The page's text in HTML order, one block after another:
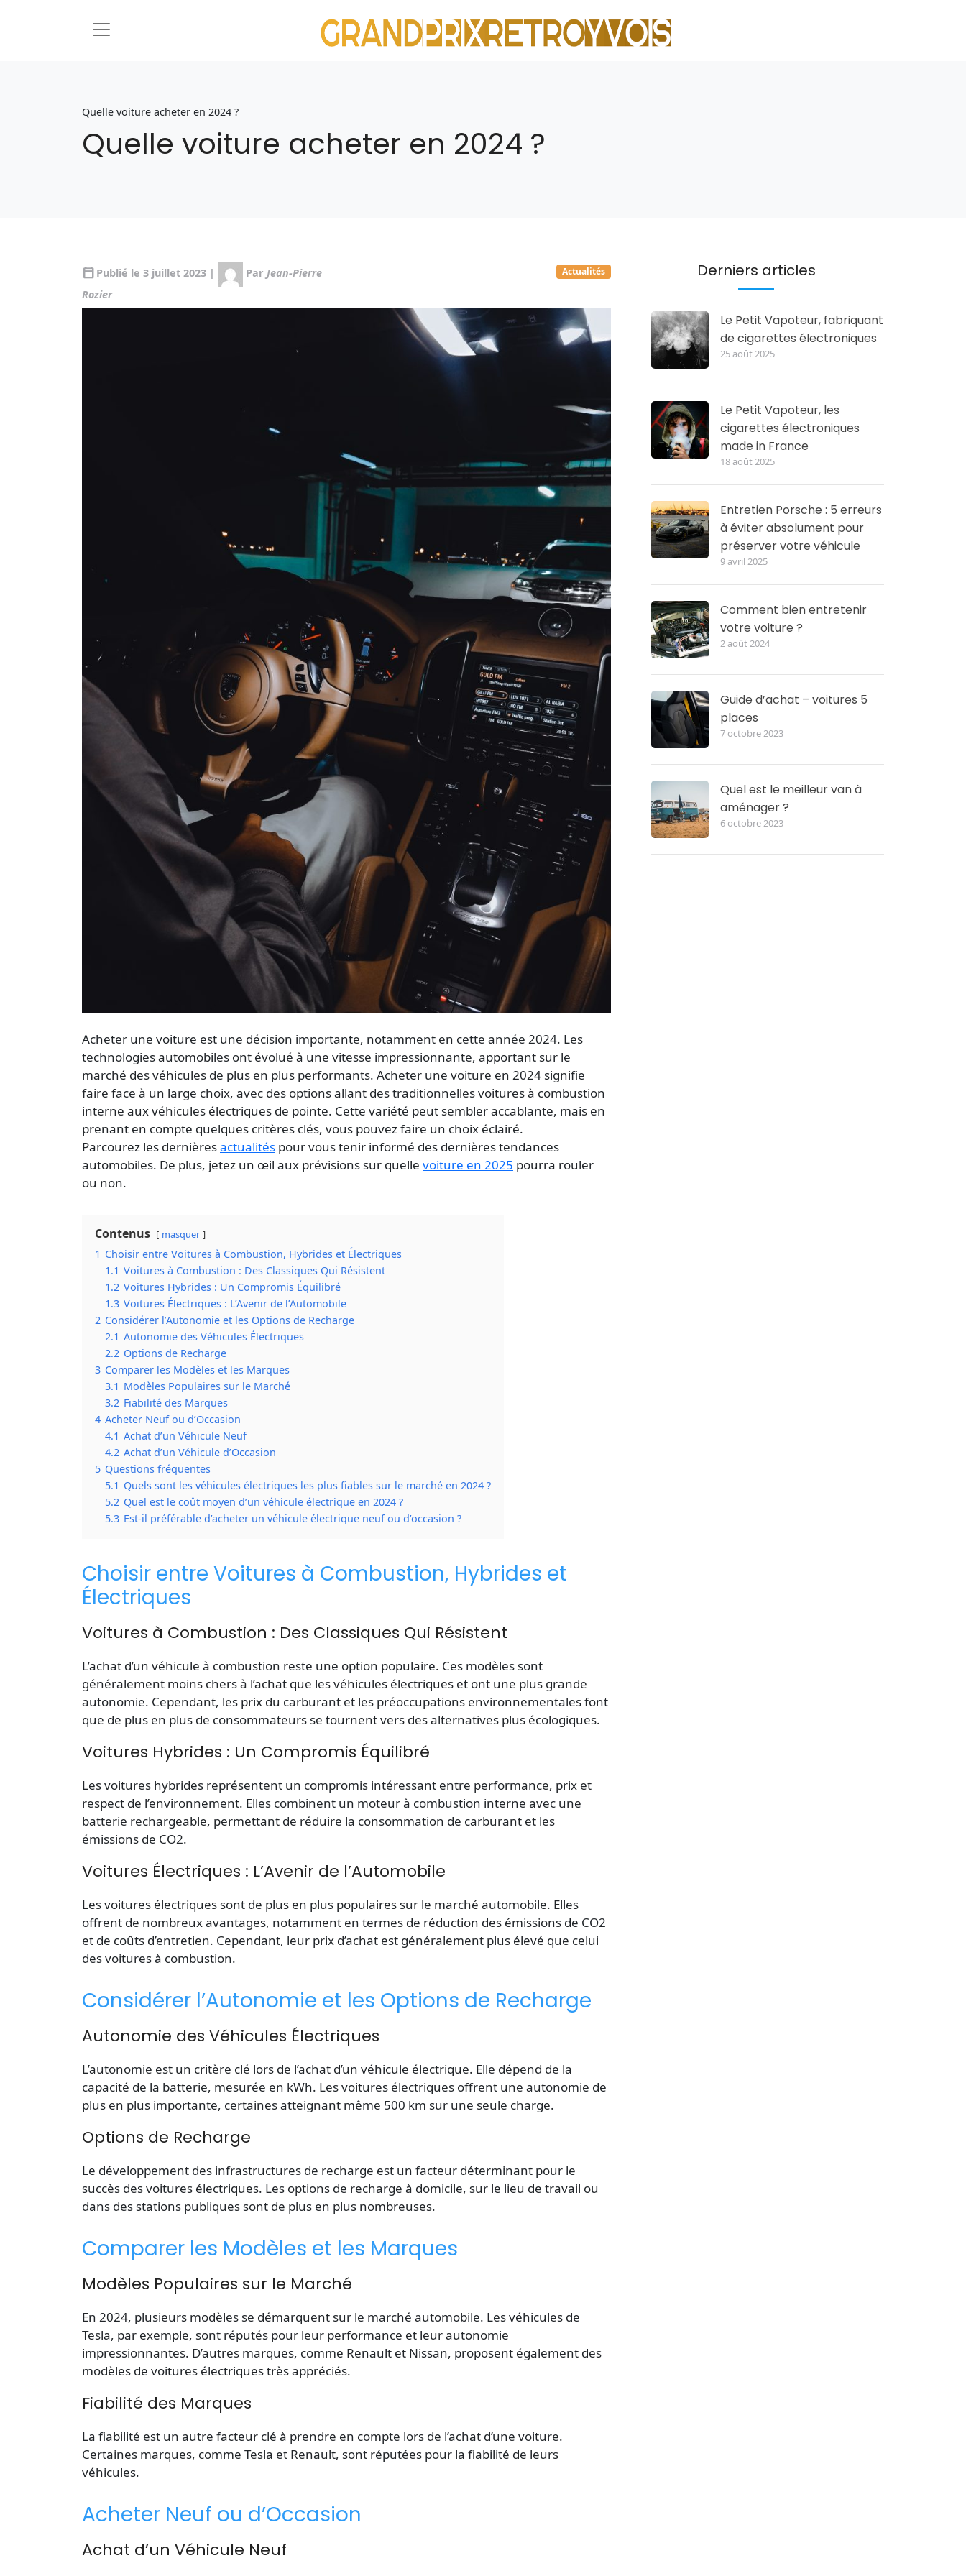
Quelle voiture acheter en 2024 ?
Quelle voiture acheter en 2024 ?
calendar_today Publié le 3 juillet 2023 | Par Jean-Pierre
Rozier
Actualités
Acheter une voiture est une décision importante, notamment en cette année 2024. Les
technologies automobiles ont évolué à une vitesse impressionnante, apportant sur le
marché des véhicules de plus en plus performants. Acheter une voiture en 2024 signifie
faire face à un large choix, avec des options allant des traditionnelles voitures à combustion
interne aux véhicules électriques de pointe. Cette variété peut sembler accablante, mais en
prenant en compte quelques critères clés, vous pouvez faire un choix éclairé.
Parcourez les dernièresactualités pour vous tenir informé des dernières tendances
automobiles. De plus, jetez un œil aux prévisions sur quelle voiture en 2025 pourra rouler
ou non.
Contenus masquer
1 Choisir entre Voitures à Combustion, Hybrides et Électriques
1.1 Voitures à Combustion : Des Classiques Qui Résistent
1.2 Voitures Hybrides : Un Compromis Équilibré
1.3 Voitures Électriques : L’Avenir de l’Automobile
2 Considérer l’Autonomie et les Options de Recharge
2.1 Autonomie des Véhicules Électriques
2.2 Options de Recharge
3 Comparer les Modèles et les Marques
3.1 Modèles Populaires sur le Marché
3.2 Fiabilité des Marques
4 Acheter Neuf ou d’Occasion
4.1 Achat d’un Véhicule Neuf
4.2 Achat d’un Véhicule d’Occasion
5 Questions fréquentes
5.1 Quels sont les véhicules électriques les plus fiables sur le marché en 2024 ?
5.2 Quel est le coût moyen d’un véhicule électrique en 2024 ?
5.3 Est-il préférable d’acheter un véhicule électrique neuf ou d’occasion ?
Choisir entre Voitures à Combustion, Hybrides et
Électriques
Voitures à Combustion : Des Classiques Qui Résistent
L’achat d’un véhicule à combustion reste une option populaire. Ces modèles sont
généralement moins chers à l’achat que les véhicules électriques et ont une plus grande
autonomie. Cependant, les prix du carburant et les préoccupations environnementales font
que de plus en plus de consommateurs se tournent vers des alternatives plus écologiques.
Voitures Hybrides : Un Compromis Équilibré
Les voitures hybrides représentent un compromis intéressant entre performance, prix et
respect de l’environnement. Elles combinent un moteur à combustion interne avec une
batterie rechargeable, permettant de réduire la consommation de carburant et les
émissions de CO2.
Voitures Électriques : L’Avenir de l’Automobile
Les voitures électriques sont de plus en plus populaires sur le marché automobile. Elles
offrent de nombreux avantages, notamment en termes de réduction des émissions de CO2
et de coûts d’entretien. Cependant, leur prix d’achat est généralement plus élevé que celui
des voitures à combustion.
Considérer l’Autonomie et les Options de Recharge
Autonomie des Véhicules Électriques
L’autonomie est un critère clé lors de l’achat d’un véhicule électrique. Elle dépend de la
capacité de la batterie, mesurée en kWh. Les voitures électriques offrent une autonomie de
plus en plus importante, certaines atteignant même 500 km sur une seule charge.
Options de Recharge
Le développement des infrastructures de recharge est un facteur déterminant pour le
succès des voitures électriques. Les options de recharge à domicile, sur le lieu de travail ou
dans des stations publiques sont de plus en plus nombreuses.
Comparer les Modèles et les Marques
Modèles Populaires sur le Marché
En 2024, plusieurs modèles se démarquent sur le marché automobile. Les véhicules de
Tesla, par exemple, sont réputés pour leur performance et leur autonomie
impressionnantes. D’autres marques, comme Renault et Nissan, proposent également des
modèles de voitures électriques très appréciés.
Fiabilité des Marques
La fiabilité est un autre facteur clé à prendre en compte lors de l’achat d’une voiture.
Certaines marques, comme Tesla et Renault, sont réputées pour la fiabilité de leurs
véhicules.
Acheter Neuf ou d’Occasion
Achat d’un Véhicule Neuf
Derniers articles
Le Petit Vapoteur, fabriquant
de cigarettes électroniques
25 août 2025
Le Petit Vapoteur, les
cigarettes électroniques
made in France
18 août 2025
Entretien Porsche : 5 erreurs
à éviter absolument pour
préserver votre véhicule
9 avril 2025
Comment bien entretenir
votre voiture ?
2 août 2024
Guide d’achat – voitures 5
places
7 octobre 2023
Quel est le meilleur van à
aménager ?
6 octobre 2023